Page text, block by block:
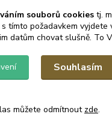
Koza skládací stavitelná
68x80-130cm max 150kg
•
souborů cookies tj.
tímto požadavkem
datům chovat slušně. To
Souhlasím
můžete odmítnout zde.